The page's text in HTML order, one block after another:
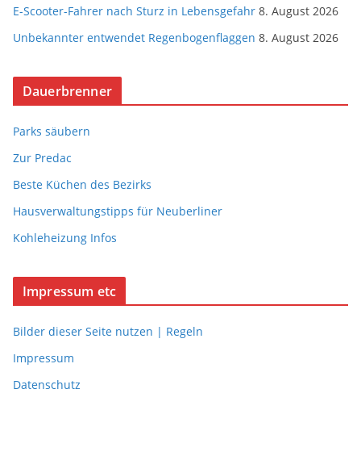
E-Scooter-Fahrer nach Sturz in Lebensgefahr 8. August 2026
Unbekannter entwendet Regenbogenflaggen 8. August 2026
Dauerbrenner
Parks säubern
Zur Predac
Beste Küchen des Bezirks
Hausverwaltungstipps für Neuberliner
Kohleheizung Infos
Impressum etc
Bilder dieser Seite nutzen | Regeln
Impressum
Datenschutz